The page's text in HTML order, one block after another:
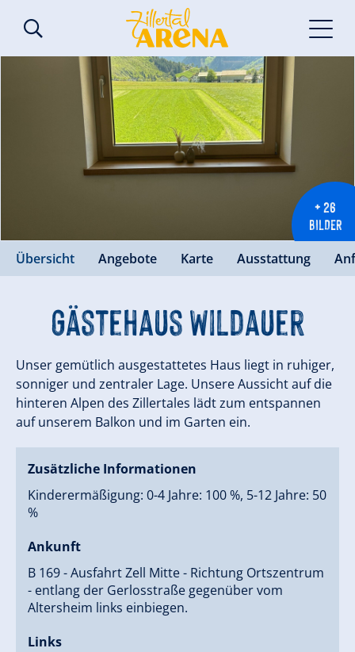
+ 26
BILDER
Übersicht Angebote Karte Ausstattung
Gästehaus Wildauer
Unser gemütlich ausgestattetes Haus liegt in ruhiger,
sonniger und zentraler Lage. Unsere Aussicht auf die
hinteren Alpen des Zillertales lädt zum entspannen
auf unserem Balkon und im Garten ein.
Zusätzliche Informationen
Kinderermäßigung: 0-4 Jahre: 100 %, 5-12 Jahre: 50
%
Ankunft
B 169 - Ausfahrt Zell Mitte - Richtung Ortszentrum
- entlang der Gerlosstraße gegenüber vom
Altersheim links einbiegen.
Links